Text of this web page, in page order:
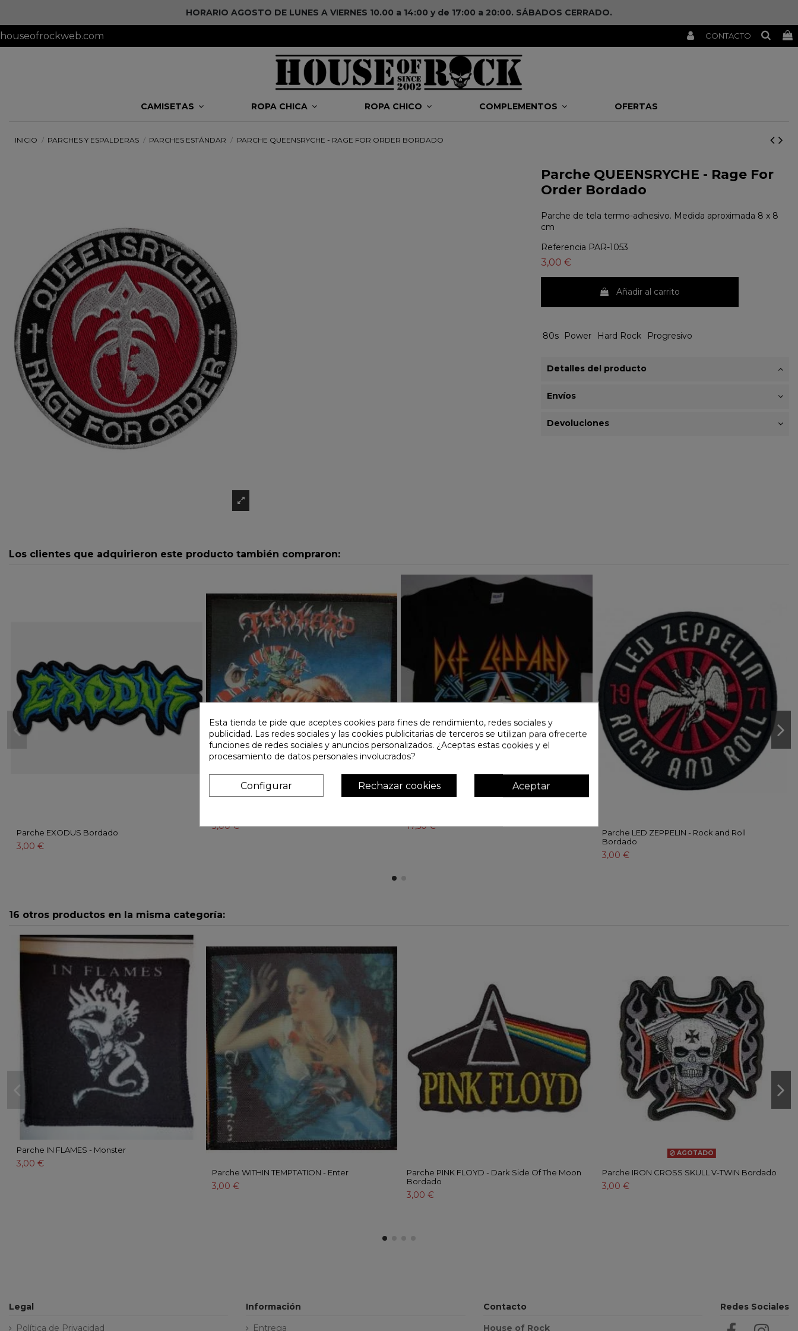
HORARIO AGOSTO DE LUNES A VIERNES 10.00 a 14:00 y de 17:00 a 20:00. SÁBADOS CERRADO.
houseofrockweb.com CONTACTO
CAMISETAS ROPA CHICA ROPA CHICO COMPLEMENTOS OFERTAS
INICIO PARCHES Y ESPALDERAS PARCHES ESTÁNDAR PARCHE QUEENSRYCHE - RAGE FOR ORDER BORDADO
Parche QUEENSRYCHE - Rage For
Order Bordado
Parche de tela termo-adhesivo. Medida aproximada 8 x 8
cm
Referencia PAR-1053
3,00 €
Añadir al carrito
80s Power Hard Rock Progresivo
Detalles del producto
Envíos
Devoluciones
Los clientes que adquirieron este producto también compraron:
Parche EXODUS Bordado
3,00 €
3,00 € 17,50 €
Parche LED ZEPPELIN - Rock and Roll
Bordado
3,00 €
16 otros productos en la misma categoría:
Parche IN FLAMES - Monster
3,00 €
Parche WITHIN TEMPTATION - Enter
3,00 €
Parche PINK FLOYD - Dark Side Of The Moon
Bordado
3,00 €
AGOTADO
Parche IRON CROSS SKULL V-TWIN Bordado
3,00 €
Legal
Política de Privacidad
Información
Entrega
Contacto
House of Rock
Redes Sociales
Esta tienda te pide que aceptes cookies para fines de rendimiento, redes sociales y
publicidad. Las redes sociales y las cookies publicitarias de terceros se utilizan para ofrecerte
funciones de redes sociales y anuncios personalizados. ¿Aceptas estas cookies y el
procesamiento de datos personales involucrados?
Aceptar
Rechazar cookies
Configurar